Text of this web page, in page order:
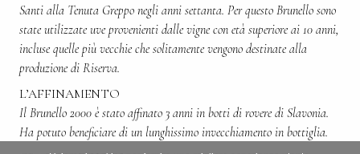
Santi alla Tenuta Greppo negli anni settanta. Per questo Brunello sono
state utilizzate uve provenienti dalle vigne con età superiore ai 10 anni,
incluse quelle più vecchie che solitamente vengono destinate alla
produzione di Riserva.
L’AFFINAMENTO
Il Brunello 2000 è stato affinato 3 anni in botti di rovere di Slavonia.
Ha potuto beneficiare di un lunghissimo invecchiamento in bottiglia.